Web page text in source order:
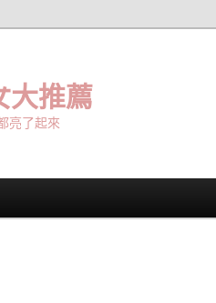
大推薦
亮了起來